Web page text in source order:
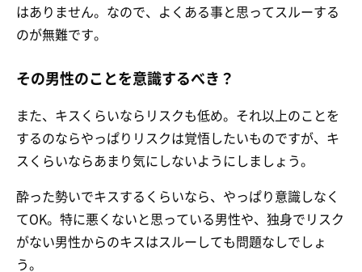
はありません。なので、よくある事と思ってスルーする
のが無難です。
その男性のことを意識するべき？
また、キスくらいならリスクも低め。それ以上のことを
するのならやっぱりリスクは覚悟したいものですが、キ
スくらいならあまり気にしないようにしましょう。
酔った勢いでキスするくらいなら、やっぱり意識しなく
てOK。特に悪くないと思っている男性や、独身でリスク
がない男性からのキスはスルーしても問題なしでしょ
う。